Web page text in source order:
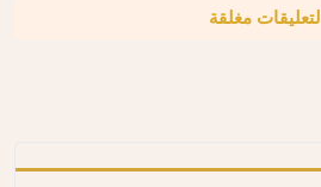
التعليقات مغلقة